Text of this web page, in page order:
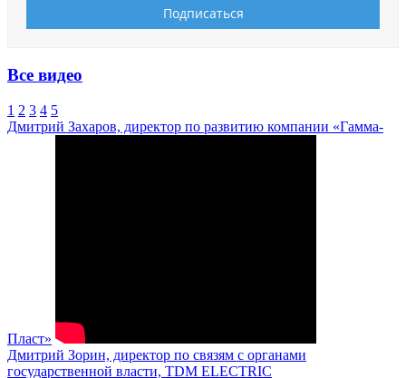
Все видео
1 2 3 4 5
Дмитрий Захаров, директор по развитию компании «Гамма-
Пласт»
Дмитрий Зорин, директор по связям с органами
государственной власти, TDM ELECTRIC